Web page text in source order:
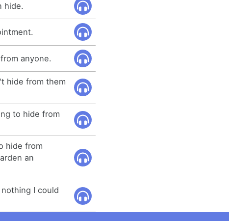
hide.
anyone.
hide from them
to hide from
hide from
an
I could